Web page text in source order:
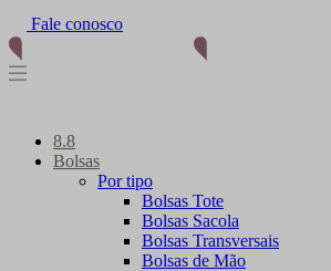
Fale conosco
8.8
Bolsas
Por tipo
Bolsas Tote
Bolsas Sacola
Bolsas Transversais
Bolsas de Mão